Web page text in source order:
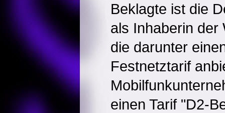
Beklagte ist die
als Inhaberin der
die darunter
Festnetztarif
einen Tarif "D2-